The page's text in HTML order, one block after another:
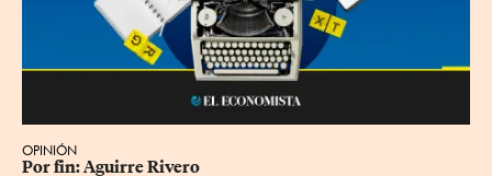
OPINIÓN
Por fin: Aguirre Rivero